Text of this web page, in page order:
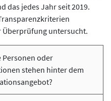
das jedes Jahr seit 2019.
Überprüfung untersucht.
Personen oder
stehen hinter dem